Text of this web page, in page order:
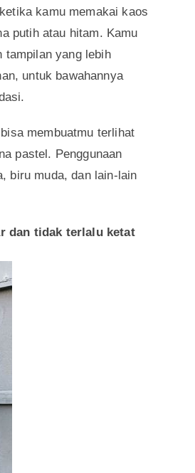
yang gelap seperti
seperti hitam dan abu-abu
mempunyai kulit
pada wajah makin
warna cerah agar terlihat
muda, hijau muda, dan
juga. Kamu bisa
kamu memakai kaos
putih atau hitam. Kamu
yang lebih